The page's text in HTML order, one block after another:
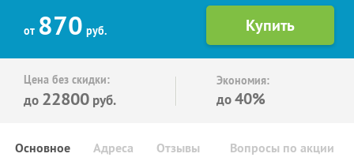
от 870 руб.
Цена без скидки:
до 22800 руб.
Экономия:
до40%
Основное Отзывы Вопросы по акции
Адреса